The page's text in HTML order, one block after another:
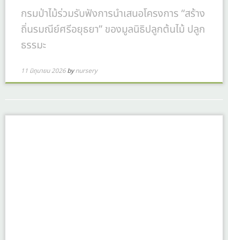
กรมป่าไม้ร่วมรับฟังการนำเสนอโครงการ “สร้าง
ถิ่นรมณีย์ศรีอยุธยา” ของมูลนิธิปลูกต้นไม้ ปลูก
ธรรมะ
11 มิถุนายน 2026 bynursery